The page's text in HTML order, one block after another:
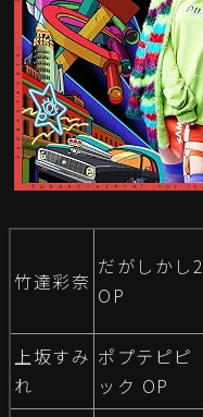
竹達彩奈
だがしかし2
OP
上坂すみ
れ
ポプテピピ
ック OP